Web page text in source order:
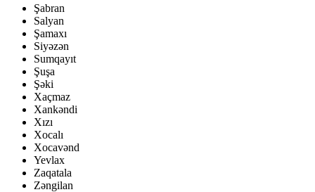
Şabran
Salyan
Şamaxı
Siyəzən
Sumqayıt
Şuşa
Şəki
Xaçmaz
Xankəndi
Xızı
Xocalı
Xocavənd
Yevlax
Zaqatala
Zəngilan